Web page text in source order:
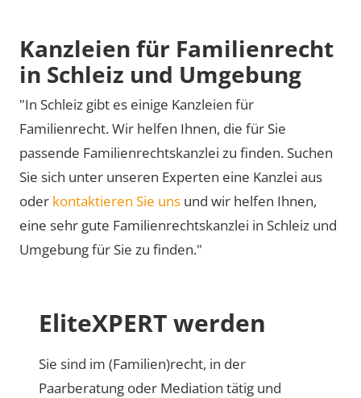
Kanzleien für Familienrecht
in Schleiz und Umgebung
"In Schleiz gibt es einige Kanzleien für
Familienrecht. Wir helfen Ihnen, die für Sie
passende Familienrechtskanzlei zu finden. Suchen
Sie sich unter unseren Experten eine Kanzlei aus
oder kontaktieren Sie uns und wir helfen Ihnen,
eine sehr gute Familienrechtskanzlei in Schleiz und
Umgebung für Sie zu finden."
EliteXPERT werden
Sie sind im (Familien)recht, in der
Paarberatung oder Mediation tätig und